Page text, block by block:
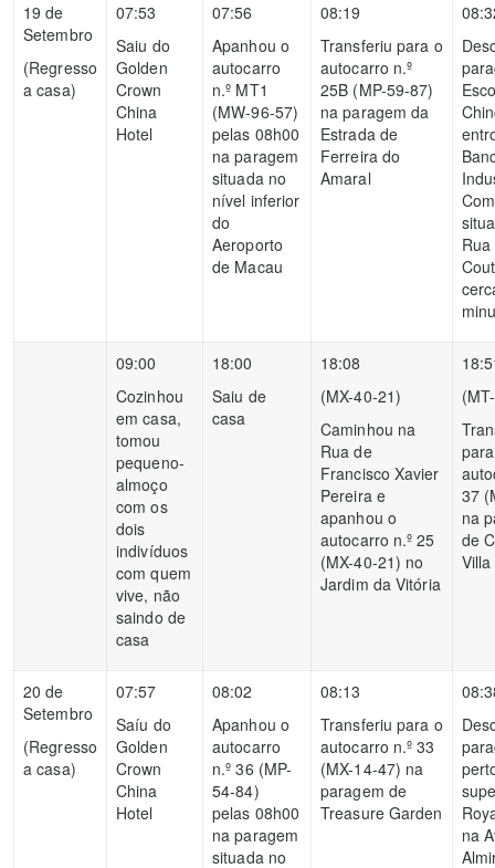
19 de
Setembro
(Regresso
a casa)
07:53
Saiu do
Golden
Crown
China
Hotel
07:56
Apanhou o
autocarro
n.º MT1
(MW-96-57)
pelas 08h00
na paragem
situada no
nível inferior
do
Aeroporto
de Macau
08:19
Transferiu para o
autocarro n.º
25B (MP-59-87)
na paragem da
Estrada de
Ferreira do
Amaral
09:00
Cozinhou
em casa,
tomou
pequeno-
almoço
com os
dois
indivíduos
com quem
vive, não
saindo de
casa
18:00
Saiu de
casa
18:08
(MX-40-21)
Caminhou na
Rua de
Francisco Xavier
Pereira e
apanhou o
autocarro n.º 25
(MX-40-21) no
Jardim da Vitória
37
na
de
Villa
20 de
Setembro
(Regresso
a casa)
07:57
Saíu do
Golden
Crown
China
Hotel
08:02
Apanhou o
autocarro
n.º 36 (MP-
54-84)
pelas 08h00
na paragem
situada no
08:13
Transferiu para o
autocarro n.º 33
(MX-14-47) na
paragem de
Treasure Garden
na